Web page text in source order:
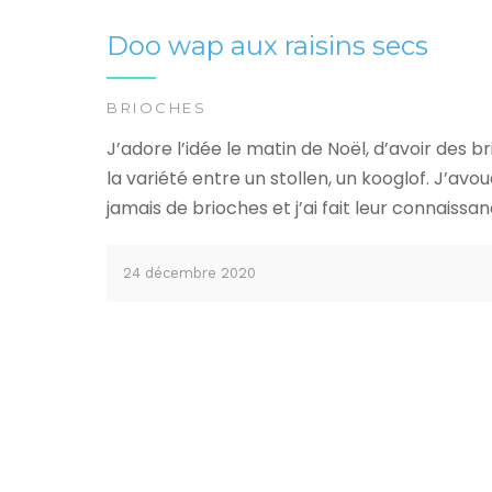
Doo wap aux raisins secs
BRIOCHES
J’adore l’idée le matin de Noël, d’avoir des
la variété entre un stollen, un kooglof.
jamais de brioches et j’ai fait leur
24 décembre 2020